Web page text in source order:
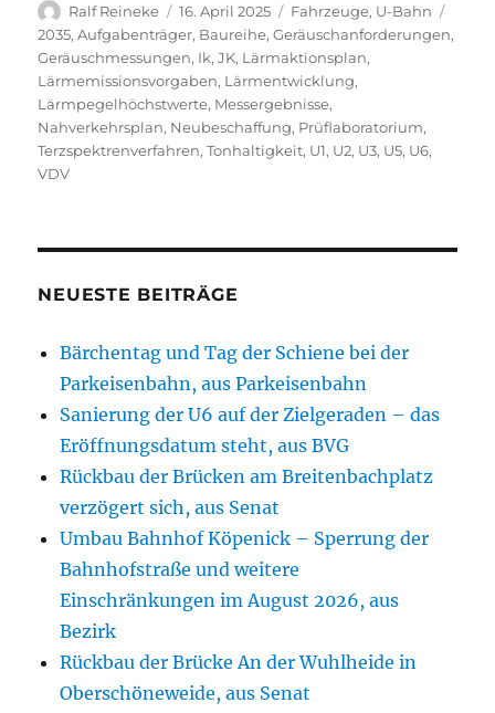
Autor
Ralf Reineke
Veröffentlicht
am
16. April 2025 Kategorien
Fahrzeuge, U-Bahn
2035,Aufgabenträger, Baureihe,Geräuschanforderungen,
Geräuschmessungen, Ik,JK, Lärmaktionsplan,
Lärmemissionsvorgaben, Lärmentwicklung,
Lärmpegelhöchstwerte, Messergebnisse,
Nahverkehrsplan, Neubeschaffung, Prüflaboratorium,
Terzspektrenverfahren,Tonhaltigkeit, U1, U2, U3, U5, U6,
VDV
NEUESTE BEITRÄGE
Bärchentag und Tag der Schiene bei der
Parkeisenbahn, aus Parkeisenbahn
Sanierung der U6 auf der Zielgeraden – das
Eröffnungsdatum steht, aus BVG
Rückbau der Brücken am Breitenbachplatz
verzögert sich, aus Senat
Umbau Bahnhof Köpenick – Sperrung der
Bahnhofstraße und weitere
Einschränkungen im August 2026, aus
Bezirk
Rückbau der Brücke An der Wuhlheide in
Oberschöneweide, aus Senat